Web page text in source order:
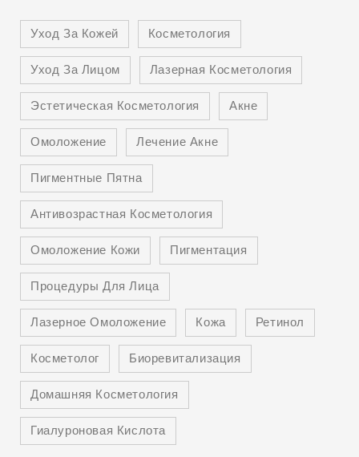
Уход За Кожей
Косметология
Уход За Лицом
Лазерная Косметология
Эстетическая Косметология
Акне
Омоложение
Лечение Акне
Пигментные Пятна
Антивозрастная Косметология
Омоложение Кожи
Пигментация
Процедуры Для Лица
Лазерное Омоложение
Кожа
Ретинол
Косметолог
Биоревитализация
Домашняя Косметология
Гиалуроновая Кислота